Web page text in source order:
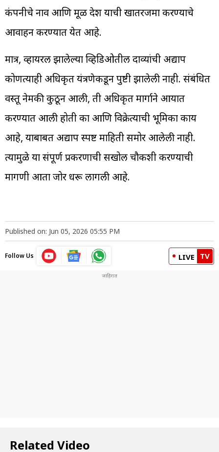
कंपनीचे नाव आणि मूळ देश याची खातरजमा करण्याचे
आवाहन करण्यात येत आहे.
मात्र, व्हायरल झालेल्या व्हिडिओतील दाव्यांची अद्याप
कोणत्याही अधिकृत यंत्रणेकडून पुष्टी झालेली नाही. संबंधित
वस्तू नेमकी कुठून आली, ती अधिकृत मार्गाने आयात
करण्यात आली होती का आणि विक्रेत्याची भूमिका काय
आहे, याबाबत अद्याप स्पष्ट माहिती समोर आलेली नाही.
त्यामुळे या संपूर्ण प्रकरणाची सखोल चौकशी करण्याची
मागणी आता जोर धरू लागली आहे.
Published on: Jun 05, 2026 05:55 PM
Follow Us LIVE TV
Related Video